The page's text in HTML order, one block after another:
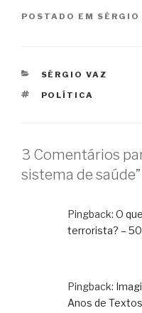
POSTADO EM SÉRGIO
CATEGORIAS
SÉRGIO VAZ
TAGS
POLÍTICA
3 Comentários
sistema de saúde”
Pingback: O
terrorista? –
Pingback:
Anos de Textos